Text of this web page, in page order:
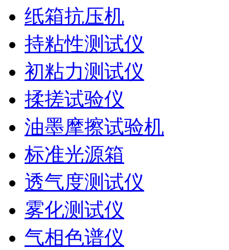
纸箱抗压机
持粘性测试仪
初粘力测试仪
揉搓试验仪
油墨摩擦试验机
标准光源箱
透气度测试仪
雾化测试仪
气相色谱仪